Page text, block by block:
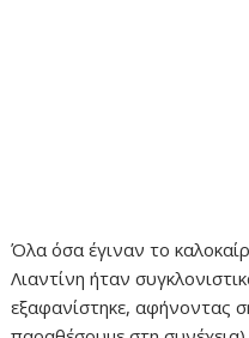
Όλα όσα έγιναν το
Λιαντίνη ήταν
εξαφανίστηκε, αφήνοντας